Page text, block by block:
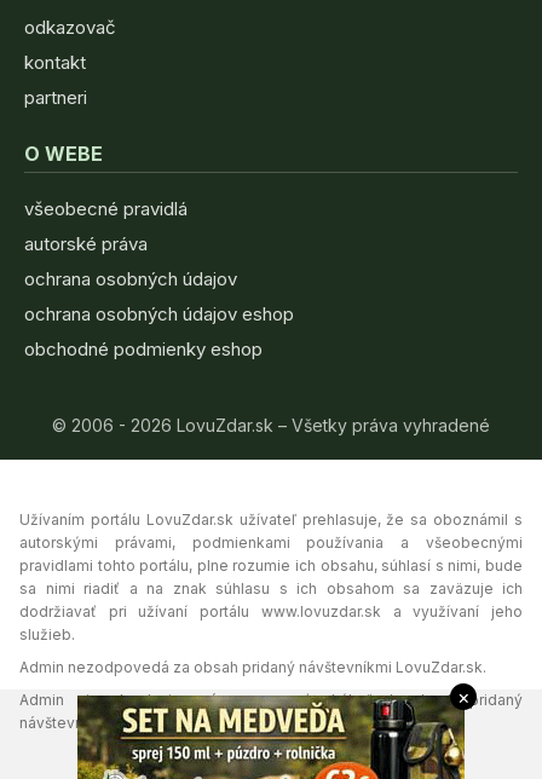
odkazovač
kontakt
partneri
O WEBE
všeobecné pravidlá
autorské práva
ochrana osobných údajov
ochrana osobných údajov eshop
obchodné podmienky eshop
© 2006 - 2026 LovuZdar.sk – Všetky práva vyhradené
Užívaním portálu LovuZdar.sk užívateľ prehlasuje, že sa oboznámil s
autorskými právami, podmienkami používania a všeobecnými
pravidlami tohto portálu, plne rozumie ich obsahu, súhlasí s nimi, bude
sa nimi riadiť a na znak súhlasu s ich obsahom sa zaväzuje ich
dodržiavať pri užívaní portálu www.lovuzdar.sk a využívaní jeho
služieb.
Admin nezodpovedá za obsah pridaný návštevníkmi LovuZdar.sk.
Admin si vyhradzuje právo vymazať akýkoľvek obsah pridaný
návštevníkmi portálu, ak tak uzná za vhodné.
×